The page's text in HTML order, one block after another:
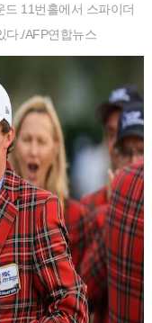
드 11번홀에서 스파이더
다./AFP연합뉴스